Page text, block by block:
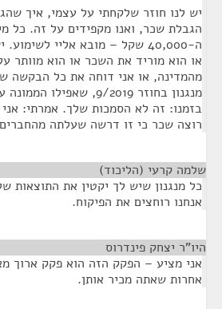
יש לנו חוזר שלקחתי על עצמי, איך
הגבלת שכר, ואנו מקפידים על זה. כל
ה-40,000 שקל – מובא אליי
מהמדינה, או אני דוחה את כל הבקשה
מנגנון בחוזר 9/2019,
בזמנו: זה לא הסמכות שלך. אמרתי:
רוצה שכר כי זו דרשה שעלתה
שלמה קרעי (הליכוד)
כל מנגנון שיש לך יקטין את התוצאות
אנחנו רוחצים את הפיקוח.
היו"ר יצחק פינדרוס
אני מציע – הפקק הזה הוא פקק ארוך
אחרות שאתה מכיר אותן.